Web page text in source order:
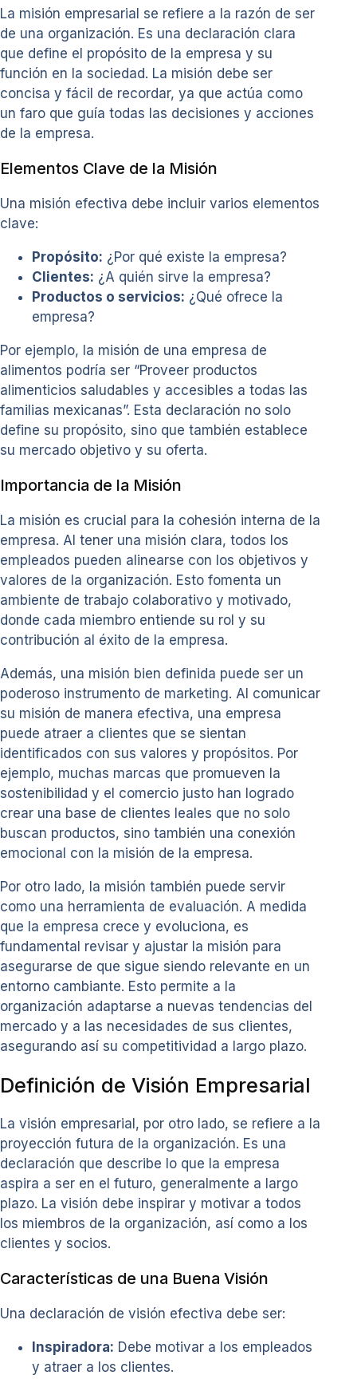
La misión empresarial se refiere a la razón de ser
de una organización. Es una declaración clara
que define el propósito de la empresa y su
función en la sociedad. La misión debe ser
concisa y fácil de recordar, ya que actúa como
un faro que guía todas las decisiones y acciones
de la empresa.
Elementos Clave de la Misión
Una misión efectiva debe incluir varios elementos
clave:
Propósito: ¿Por qué existe la empresa?
Clientes: ¿A quién sirve la empresa?
Productos o servicios: ¿Qué ofrece la
empresa?
Por ejemplo, la misión de una empresa de
alimentos podría ser “Proveer productos
alimenticios saludables y accesibles a todas las
familias mexicanas”. Esta declaración no solo
define su propósito, sino que también establece
su mercado objetivo y su oferta.
Importancia de la Misión
La misión es crucial para la cohesión interna de la
empresa. Al tener una misión clara, todos los
empleados pueden alinearse con los objetivos y
valores de la organización. Esto fomenta un
ambiente de trabajo colaborativo y motivado,
donde cada miembro entiende su rol y su
contribución al éxito de la empresa.
Además, una misión bien definida puede ser un
poderoso instrumento de marketing. Al comunicar
su misión de manera efectiva, una empresa
puede atraer a clientes que se sientan
identificados con sus valores y propósitos. Por
ejemplo, muchas marcas que promueven la
sostenibilidad y el comercio justo han logrado
crear una base de clientes leales que no solo
buscan productos, sino también una conexión
emocional con la misión de la empresa.
Por otro lado, la misión también puede servir
como una herramienta de evaluación. A medida
que la empresa crece y evoluciona, es
fundamental revisar y ajustar la misión para
asegurarse de que sigue siendo relevante en un
entorno cambiante. Esto permite a la
organización adaptarse a nuevas tendencias del
mercado y a las necesidades de sus clientes,
asegurando así su competitividad a largo plazo.
Definición de Visión Empresarial
La visión empresarial, por otro lado, se refiere a la
proyección futura de la organización. Es una
declaración que describe lo que la empresa
aspira a ser en el futuro, generalmente a largo
plazo. La visión debe inspirar y motivar a todos
los miembros de la organización, así como a los
clientes y socios.
Características de una Buena Visión
Una declaración de visión efectiva debe ser:
Inspiradora: Debe motivar a los empleados
y atraer a los clientes.